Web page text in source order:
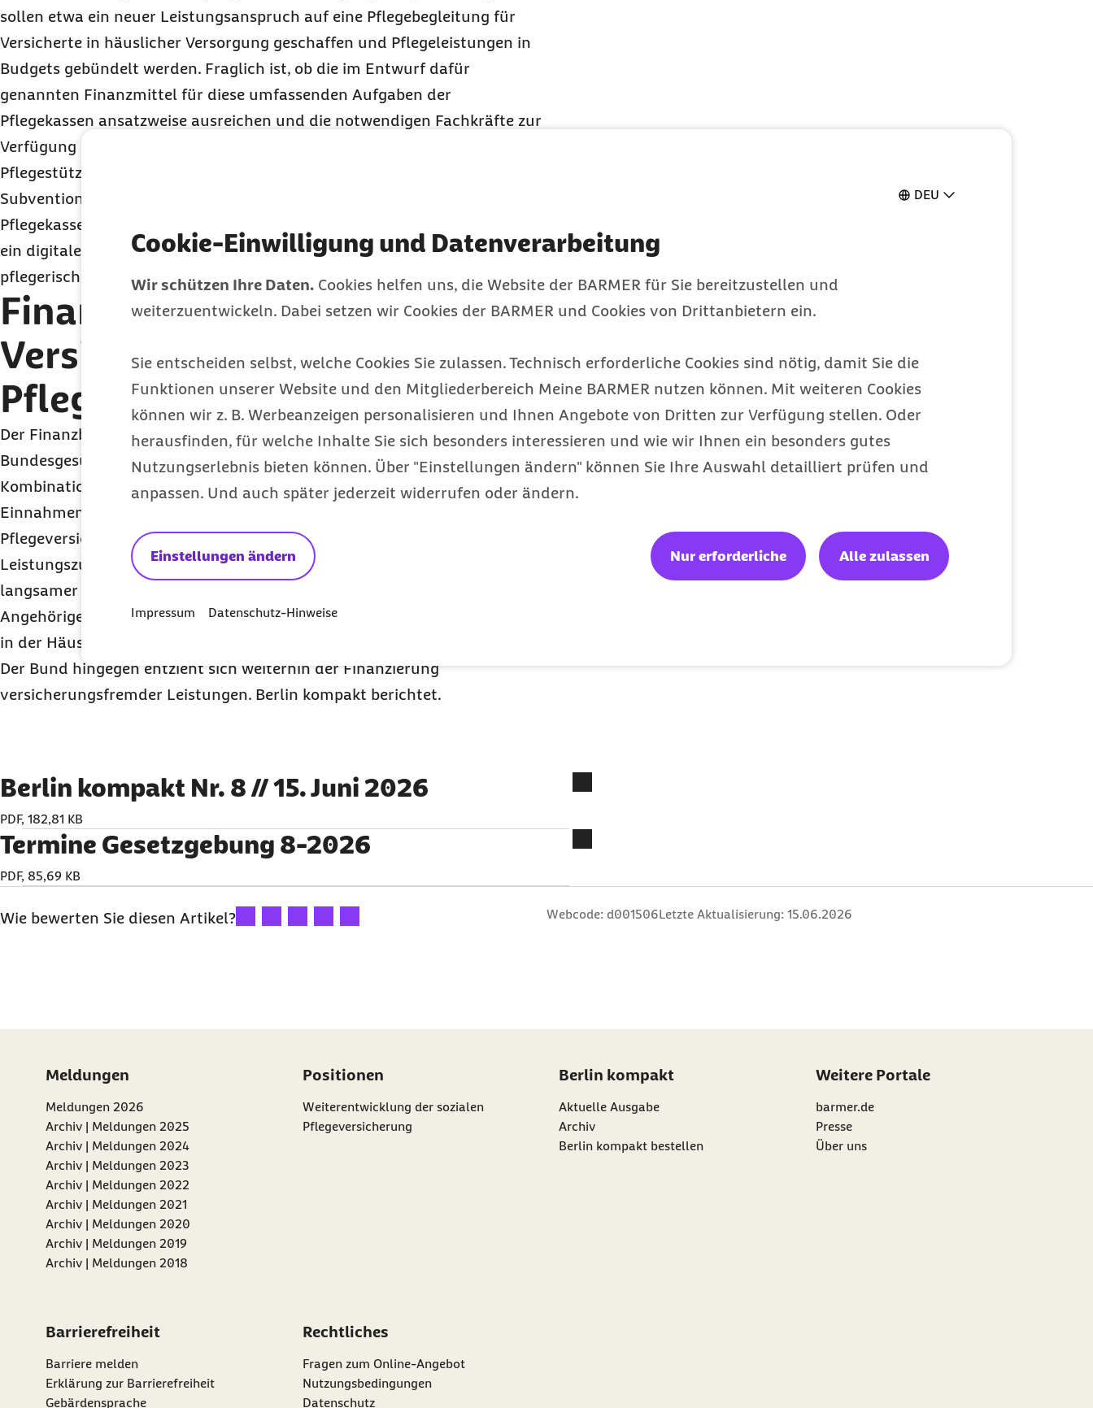
DEU
Cookie-Einwilligung und Datenverarbeitung
Wir schützen Ihre Daten. Cookies helfen uns, die Website der BARMER für Sie bereitzustellen und
weiterzuentwickeln. Dabei setzen wir Cookies der BARMER und Cookies von Drittanbietern ein.
Sie entscheiden selbst, welche Cookies Sie zulassen. Technisch erforderliche Cookies sind nötig, damit Sie die
Funktionen unserer Website und den Mitgliederbereich Meine BARMER nutzen können. Mit weiteren Cookies
können wir z. B. Werbeanzeigen personalisieren und Ihnen Angebote von Dritten zur Verfügung stellen. Oder
herausfinden, für welche Inhalte Sie sich besonders interessieren und wie wir Ihnen ein besonders gutes
Nutzungserlebnis bieten können. Über "Einstellungen ändern" können Sie Ihre Auswahl detailliert prüfen und
anpassen. Und auch später jederzeit widerrufen oder ändern.
Einstellungen ändern Nur erforderliche Alle zulassen
Impressum Datenschutz-Hinweise
sollen etwa ein neuer Leistungsanspruch auf eine Pflegebegleitung für
Versicherte in häuslicher Versorgung geschaffen und Pflegeleistungen in
Budgets gebündelt werden. Fraglich ist, ob die im Entwurf dafür
genannten Finanzmittel für diese umfassenden Aufgaben der
Pflegekassen ansatzweise ausreichen und die notwendigen Fachkräfte zur
Verfügung stehen. Kritisch ist mit der geplanten Einbindung der
Pflegestützpunkte in die Pflegebegleitung eine damit mögliche weitere
Subventionierung von Parallelstrukturen aus Beitragsmitteln. Den
Pflegekassen wird zudem die Aufgabe übertragen, Pflegebedürftigen über
ein digitales Pflege-Cockpit umfassende Informationen über die
pflegerischen Versorgungsangebote zur Verfügung zu stellen.
Finanzielle Belastung von
Versicherten und
Pflegebedürftigen
Der Finanzbedarf der sozialen Pflegeversicherung ist laut
Bundesgesundheitsministerium so hoch, dass er nur durch eine
Kombination von Maßnahmen auf der Ausgaben- und der
Einnahmenseite gedeckt werden kann. Um die Finanzen der
Pflegeversicherung zu entlasten, sollen zum Beispiel die gestuften
Leistungszuschläge für Pflegebedürftige in stationären Einrichtungen
langsamer steigen und die Rentenversicherungsbeiträge für pflegende
Angehörige gekürzt werden. Die Absicherung von Pflege durch Angehörige
in der Häuslichkeit ist sozial und ökonomisch von zentraler Wichtigkeit.
Der Bund hingegen entzieht sich weiterhin der Finanzierung
versicherungsfremder Leistungen. Berlin kompakt berichtet.
Berlin kompakt Nr. 8 // 15. Juni 2026
PDF, 182,81 KB
Termine Gesetzgebung 8-2026
PDF, 85,69 KB
Wie bewerten Sie diesen Artikel?Ihre Bewertung: 1 Stern
Ihre Bewertung: 2 Sterne
Ihre Bewertung: 3 Sterne
Ihre Bewertung: 4 Sterne
Ihre Bewertung: 5 Sterne Webcode: d001506Letzte Aktualisierung: 15.06.2026
Meldungen
Meldungen 2026
Archiv | Meldungen 2025
Archiv | Meldungen 2024
Archiv | Meldungen 2023
Archiv | Meldungen 2022
Archiv | Meldungen 2021
Archiv | Meldungen 2020
Archiv | Meldungen 2019
Archiv | Meldungen 2018
Positionen
Weiterentwicklung der sozialen
Pflegeversicherung
Berlin kompakt
Aktuelle Ausgabe
Archiv
Berlin kompakt bestellen
Weitere Portale
barmer.de
Presse
Über uns
Barrierefreiheit
Barriere melden
Erklärung zur Barrierefreiheit
Gebärdensprache
Rechtliches
Fragen zum Online-Angebot
Nutzungsbedingungen
Datenschutz